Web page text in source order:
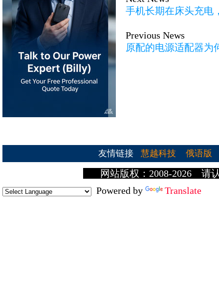
手机长期在床头充电
Previous News
原配的电源适配器为
友情链接 慧越科技 俄语版
网站版权：2008-2026 请
Powered by
Translate